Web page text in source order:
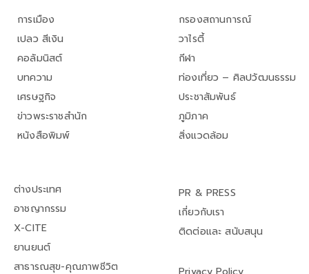
การเมือง
เปลว สีเงิน
คอลัมนิสต์
บทความ
เศรษฐกิจ
ข่าวพระราชสำนัก
หนังสือพิมพ์
กรองสถานการณ์
วาไรตี้
กีฬา
ท่องเที่ยว – ศิลปวัฒนธรรม
ประชาสัมพันธ์
ภูมิภาค
สิ่งแวดล้อม
ต่างประเทศ
อาชญากรรม
X-CITE
ยานยนต์
สาธารณสุข-คุณภาพชีวิต
PR & PRESS
เกี่ยวกับเรา
ติดต่อและ สนับสนุน